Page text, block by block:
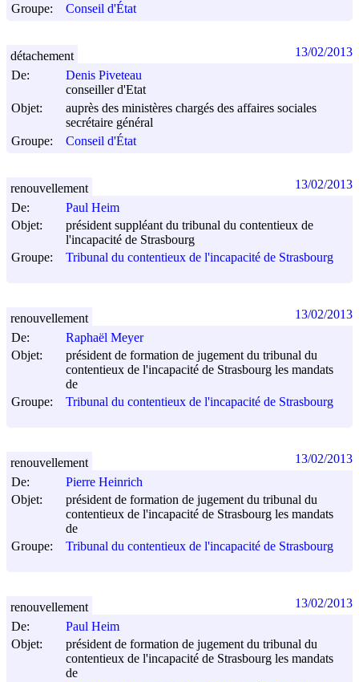
Groupe:
Conseil d'État
De:
Denis Piveteau
conseiller d'Etat
Objet:
auprès des ministères chargés des affaires sociales
secrétaire général
Groupe:
Conseil d'État
détachement 13/02/2013
De:
Paul Heim
Objet:
président suppléant du tribunal du contentieux de
l'incapacité de Strasbourg
Groupe:
Tribunal du contentieux de l'incapacité de Strasbourg
renouvellement 13/02/2013
De:
Raphaël Meyer
Objet:
président de formation de jugement du tribunal du
contentieux de l'incapacité de Strasbourg les mandats
de
Groupe:
Tribunal du contentieux de l'incapacité de Strasbourg
renouvellement 13/02/2013
De:
Pierre Heinrich
Objet:
président de formation de jugement du tribunal du
contentieux de l'incapacité de Strasbourg les mandats
de
Groupe:
Tribunal du contentieux de l'incapacité de Strasbourg
renouvellement 13/02/2013
De:
Paul Heim
Objet:
président de formation de jugement du tribunal du
contentieux de l'incapacité de Strasbourg les mandats
de
renouvellement 13/02/2013